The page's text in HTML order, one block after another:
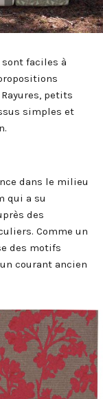
faciles à
petits
simples et
dans le milieu
qui a su
des
Comme un
des motifs
courant ancien